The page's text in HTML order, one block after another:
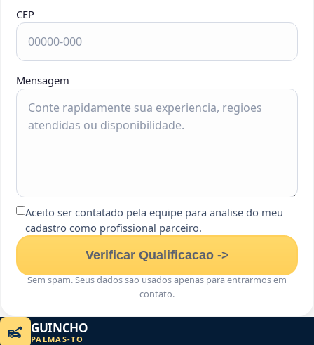
CEP
Mensagem
Aceito ser contatado pela equipe para analise do meu
cadastro como profissional parceiro.
Verificar Qualificacao ->
Sem spam. Seus dados sao usados apenas para entrarmos em
contato.
GUINCHO
PALMAS-TO